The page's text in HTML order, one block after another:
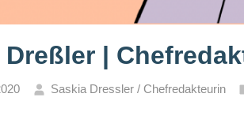
Dreßler |
Saskia Dressler / Chefredakteurin